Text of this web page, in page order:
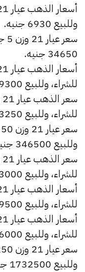
وللبيع 6930 جنيه.
34650 جنيه.
للشراء، وللبيع 69300 جنيه.
للشراء، وللبيع 173250 جنيه.
وللبيع 346500 جنيه.
للشراء، وللبيع 693000 جنيه.
للشراء، وللبيع 1039500 جنيه.
للشراء، وللبيع 1386000 جنيه.
وللبيع 1732500 جنيه.